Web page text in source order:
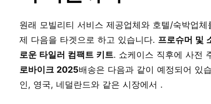
원래 모빌리티 서비스 제공업체와 호텔/숙박업
제 다음을 타겟으로 하고 있습니다. 프로슈머 및
로운 타일러 컴팩트 키트. 쇼케이스 직후에 사전
로바이크 2025배송은 다음과 같이 예정되어 있
인, 영국, 네덜란드와 같은 시장에서 .